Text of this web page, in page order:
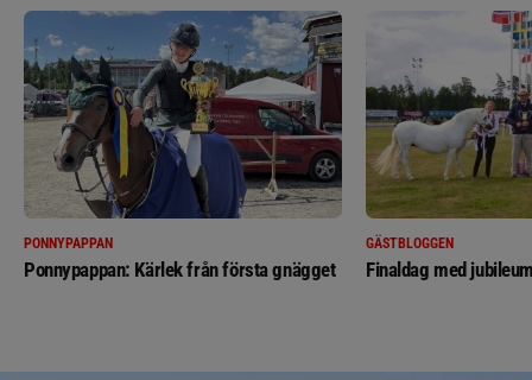
PONNYPAPPAN
Ponnypappan: Kärlek från första gnägget
GÄSTBLOGGEN
Finaldag med